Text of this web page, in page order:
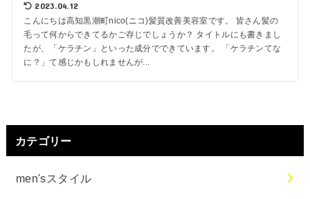
2023.04.12
こんにちは高知黒潮町nico(ニコ)髪質改善美容室です。 皆さん髪の
毛って何からできてるかご存じでしょうか？ タイトルにも書きまし
たが、「ケラチン」といった成分でできています。 「ケラチンてな
に？」て感じかもしれませんが...
カテゴリー
men'sスタイル